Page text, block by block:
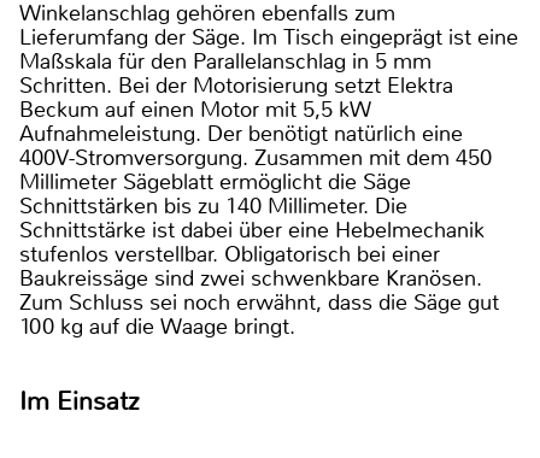
Winkelanschlag gehören ebenfalls zum
Lieferumfang der Säge. Im Tisch eingeprägt ist eine
Maßskala für den Parallelanschlag in 5 mm
Schritten. Bei der Motorisierung setzt Elektra
Beckum auf einen Motor mit 5,5 kW
Aufnahmeleistung. Der benötigt natürlich eine
400V-Stromversorgung. Zusammen mit dem 450
Millimeter Sägeblatt ermöglicht die Säge
Schnittstärken bis zu 140 Millimeter. Die
Schnittstärke ist dabei über eine Hebelmechanik
stufenlos verstellbar. Obligatorisch bei einer
Baukreissäge sind zwei schwenkbare Kranösen.
Zum Schluss sei noch erwähnt, dass die Säge gut
100 kg auf die Waage bringt.
Im Einsatz